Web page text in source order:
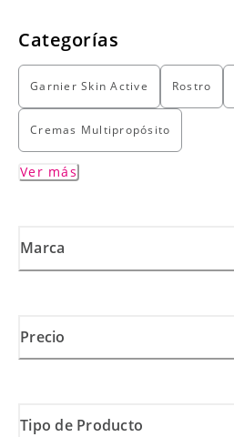
Categorías
Garnier Skin Active Rostro
Cremas Multipropósito
Ver más
Marca
Precio
Tipo de Producto